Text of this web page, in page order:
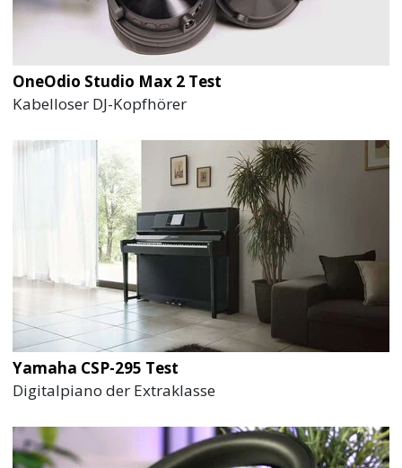
OneOdio Studio Max 2 Test
Kabelloser DJ-Kopfhörer
Yamaha CSP-295 Test
Digitalpiano der Extraklasse